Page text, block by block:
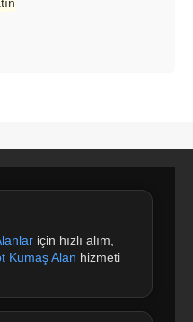
için hızlı alım,
Kumaş Alan hizmeti